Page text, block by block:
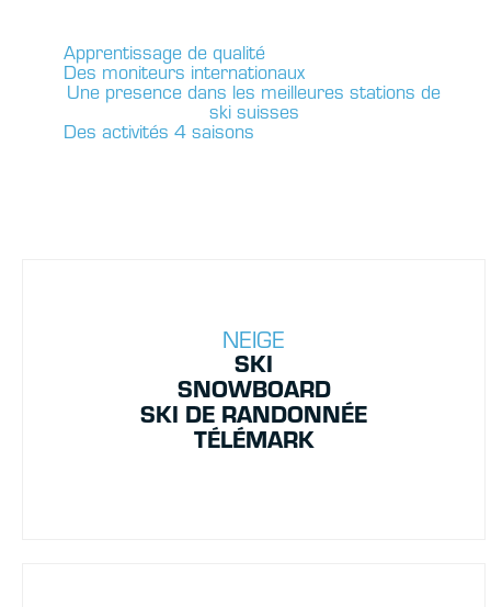
Apprentissage de qualité
Des moniteurs internationaux
Une presence dans les meilleures stations de
ski suisses
Des activités 4 saisons
NEIGE
SKI
SNOWBOARD
SKI DE RANDONNÉE
TÉLÉMARK